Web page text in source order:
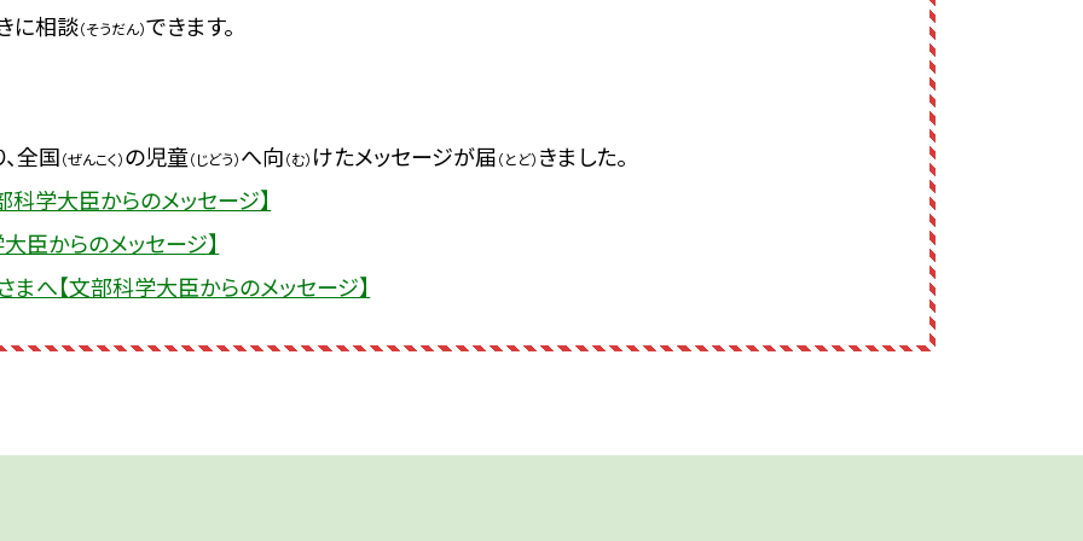
に相談（そうだん）できます。
、全国（ぜんこく）の児童（じどう）へ向（む） けたメッセージが届（とど） きました。
学大臣からのメッセージ】
臣からのメッセージ】
へ【文部科学大臣からのメッセージ】